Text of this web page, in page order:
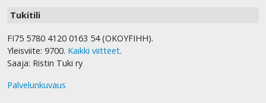
Tukitili
FI75 5780 4120 0163 54 (OKOYFIHH).
Yleisviite: 9700. Kaikki viitteet.
Saaja: Ristin Tuki ry
Palvelunkuvaus